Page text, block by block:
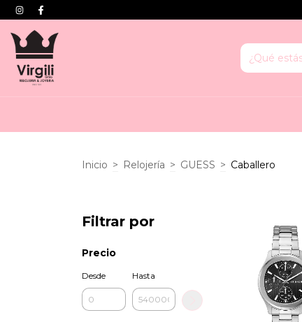
Inicio > Relojería > GUESS > Caballero
Filtrar por
Precio
Desde Hasta